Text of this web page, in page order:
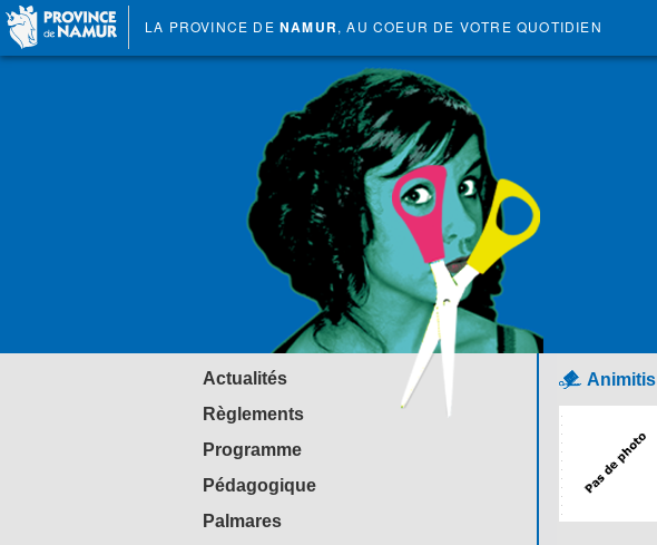
LA PROVINCE DE NAMUR, AU COEUR DE VOTRE QUOTIDIEN
Actualités
Règlements
Programme
Pédagogique
Palmares
Animitis